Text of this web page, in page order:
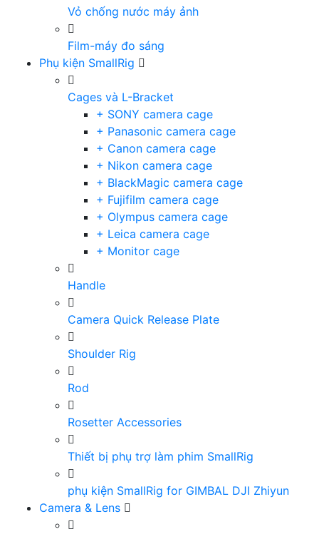
Vỏ chống nước máy ảnh
Film-máy đo sáng
Phụ kiện SmallRig
Cages và L-Bracket
+ SONY camera cage
+ Panasonic camera cage
+ Canon camera cage
+ Nikon camera cage
+ BlackMagic camera cage
+ Fujifilm camera cage
+ Olympus camera cage
+ Leica camera cage
+ Monitor cage
Handle
Camera Quick Release Plate
Shoulder Rig
Rod
Rosetter Accessories
Thiết bị phụ trợ làm phim SmallRig
phụ kiện SmallRig for GIMBAL DJI Zhiyun
Camera & Lens